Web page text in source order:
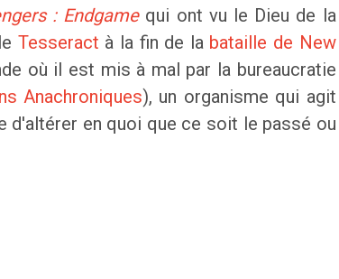
: Endgamequi ont vu le Dieu de la
Tesseract à la fin de la bataille de New
où il est mis à mal par la bureaucratie
Anachroniques), un organisme qui agit
d'altérer en quoi que ce soit le passé ou